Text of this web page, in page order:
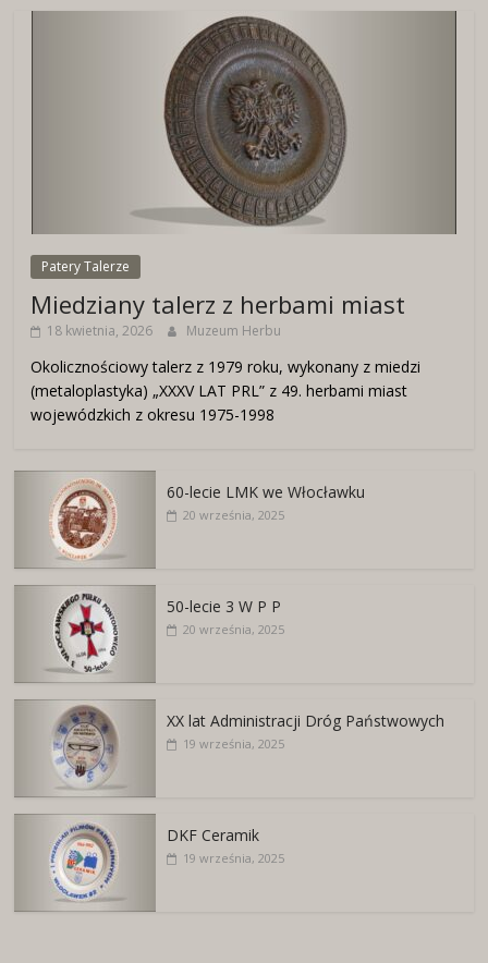
Patery Talerze
Miedziany talerz z herbami miast
18 kwietnia, 2026 Muzeum Herbu
Okolicznościowy talerz z 1979 roku, wykonany z miedzi
(metaloplastyka) „XXXV LAT PRL” z 49. herbami miast
wojewódzkich z okresu 1975-1998
60-lecie LMK we Włocławku
20 września, 2025
50-lecie 3 W P P
20 września, 2025
XX lat Administracji Dróg Państwowych
19 września, 2025
DKF Ceramik
19 września, 2025